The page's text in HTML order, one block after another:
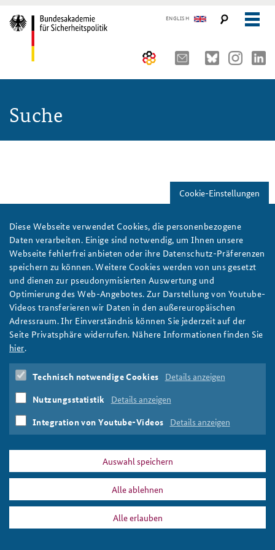
ENGLISH
Auftrag und Organisation
Historischer Ort
Sicherheitspolitische Nachwuchsarbeit
Beirat
Praktika an der BAKS
Anfahrt
Freundeskreis
10 Jahre AKJS
Seminare und Tagungen
Methodenseminar Strategische Vorausschau
Fachseminar Digitalisierung und Sicherheitspolitik
Fachseminar Desinformation und Sicherheitspolitik
Deutsches Forum Sicherheitspolitik
Arbeitskreis "Junge Sicherheitspolitiker"
Das Sicherheitspolitische Gespräch an der BAKS
Studierendenkonferenz Sicherheitspolitik gestalten
#angeBAKSt: Aktuelle Kommentare zur Sicherheitspolitik
Arbeitspapiere Sicherheitspolitik
Pressespiegel und Gastbeiträge von BAKS-Angehörigen
Ansprechpartner für Presse- und andere Medienanfragen
Newsletter-Archiv
Suche
Suche verfeinern
Search this site
PRESSE DATENSCHUTZ IMPRESSUM
Suche Suche Drucken
Cookie-Einstellungen
Diese Webseite verwendet Cookies, die personenbezogene
Daten verarbeiten. Einige sind notwendig, um Ihnen unsere
Webseite fehlerfrei anbieten oder ihre Datenschutz-Präferenzen
speichern zu können. Weitere Cookies werden von uns gesetzt
und dienen zur pseudonymisierten Auswertung und
Optimierung des Web-Angebotes. Zur Darstellung von Youtube-
Videos transferieren wir Daten in den außereuropäischen
Adressraum. Ihr Einverständnis können Sie jederzeit auf der
Seite Privatsphäre widerrufen. Nähere Informationen finden Sie
hier.
Technisch notwendige Cookies Details anzeigen
Nutzungsstatistik Details anzeigen
Integration von Youtube-Videos Details anzeigen
Auswahl speichern
Alle ablehnen
Alle erlauben